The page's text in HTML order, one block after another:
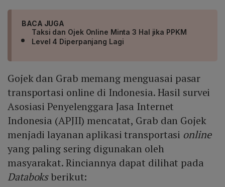
BACA JUGA
Taksi dan Ojek Online Minta 3 Hal jika PPKM
Level 4 Diperpanjang Lagi
Gojek dan Grab memang menguasai pasar
transportasi online di Indonesia. Hasil survei
Asosiasi Penyelenggara Jasa Internet
Indonesia (APJII) mencatat, Grab dan Gojek
menjadi layanan aplikasi transportasi online
yang paling sering digunakan oleh
masyarakat. Rinciannya dapat dilihat pada
Databoksberikut: